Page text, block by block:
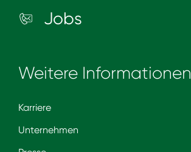
Jobs
Weitere Informationen
Karriere
Unternehmen